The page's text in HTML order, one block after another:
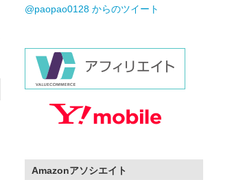
@paopao0128 からのツイート
Amazonアソシエイト